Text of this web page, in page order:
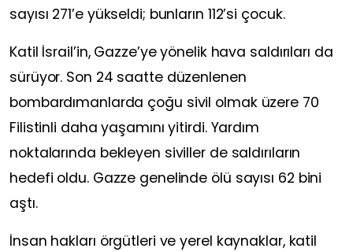
sayısı 271’e yükseldi; bunların 112’si çocuk.
Katil İsrail’in, Gazze’ye yönelik hava saldırıları da
sürüyor. Son 24 saatte düzenlenen
bombardımanlarda çoğu sivil olmak üzere 70
Filistinli daha yaşamını yitirdi. Yardım
noktalarında bekleyen siviller de saldırıların
hedefi oldu. Gazze genelinde ölü sayısı 62 bini
aştı.
İnsan hakları örgütleri ve yerel kaynaklar, katil